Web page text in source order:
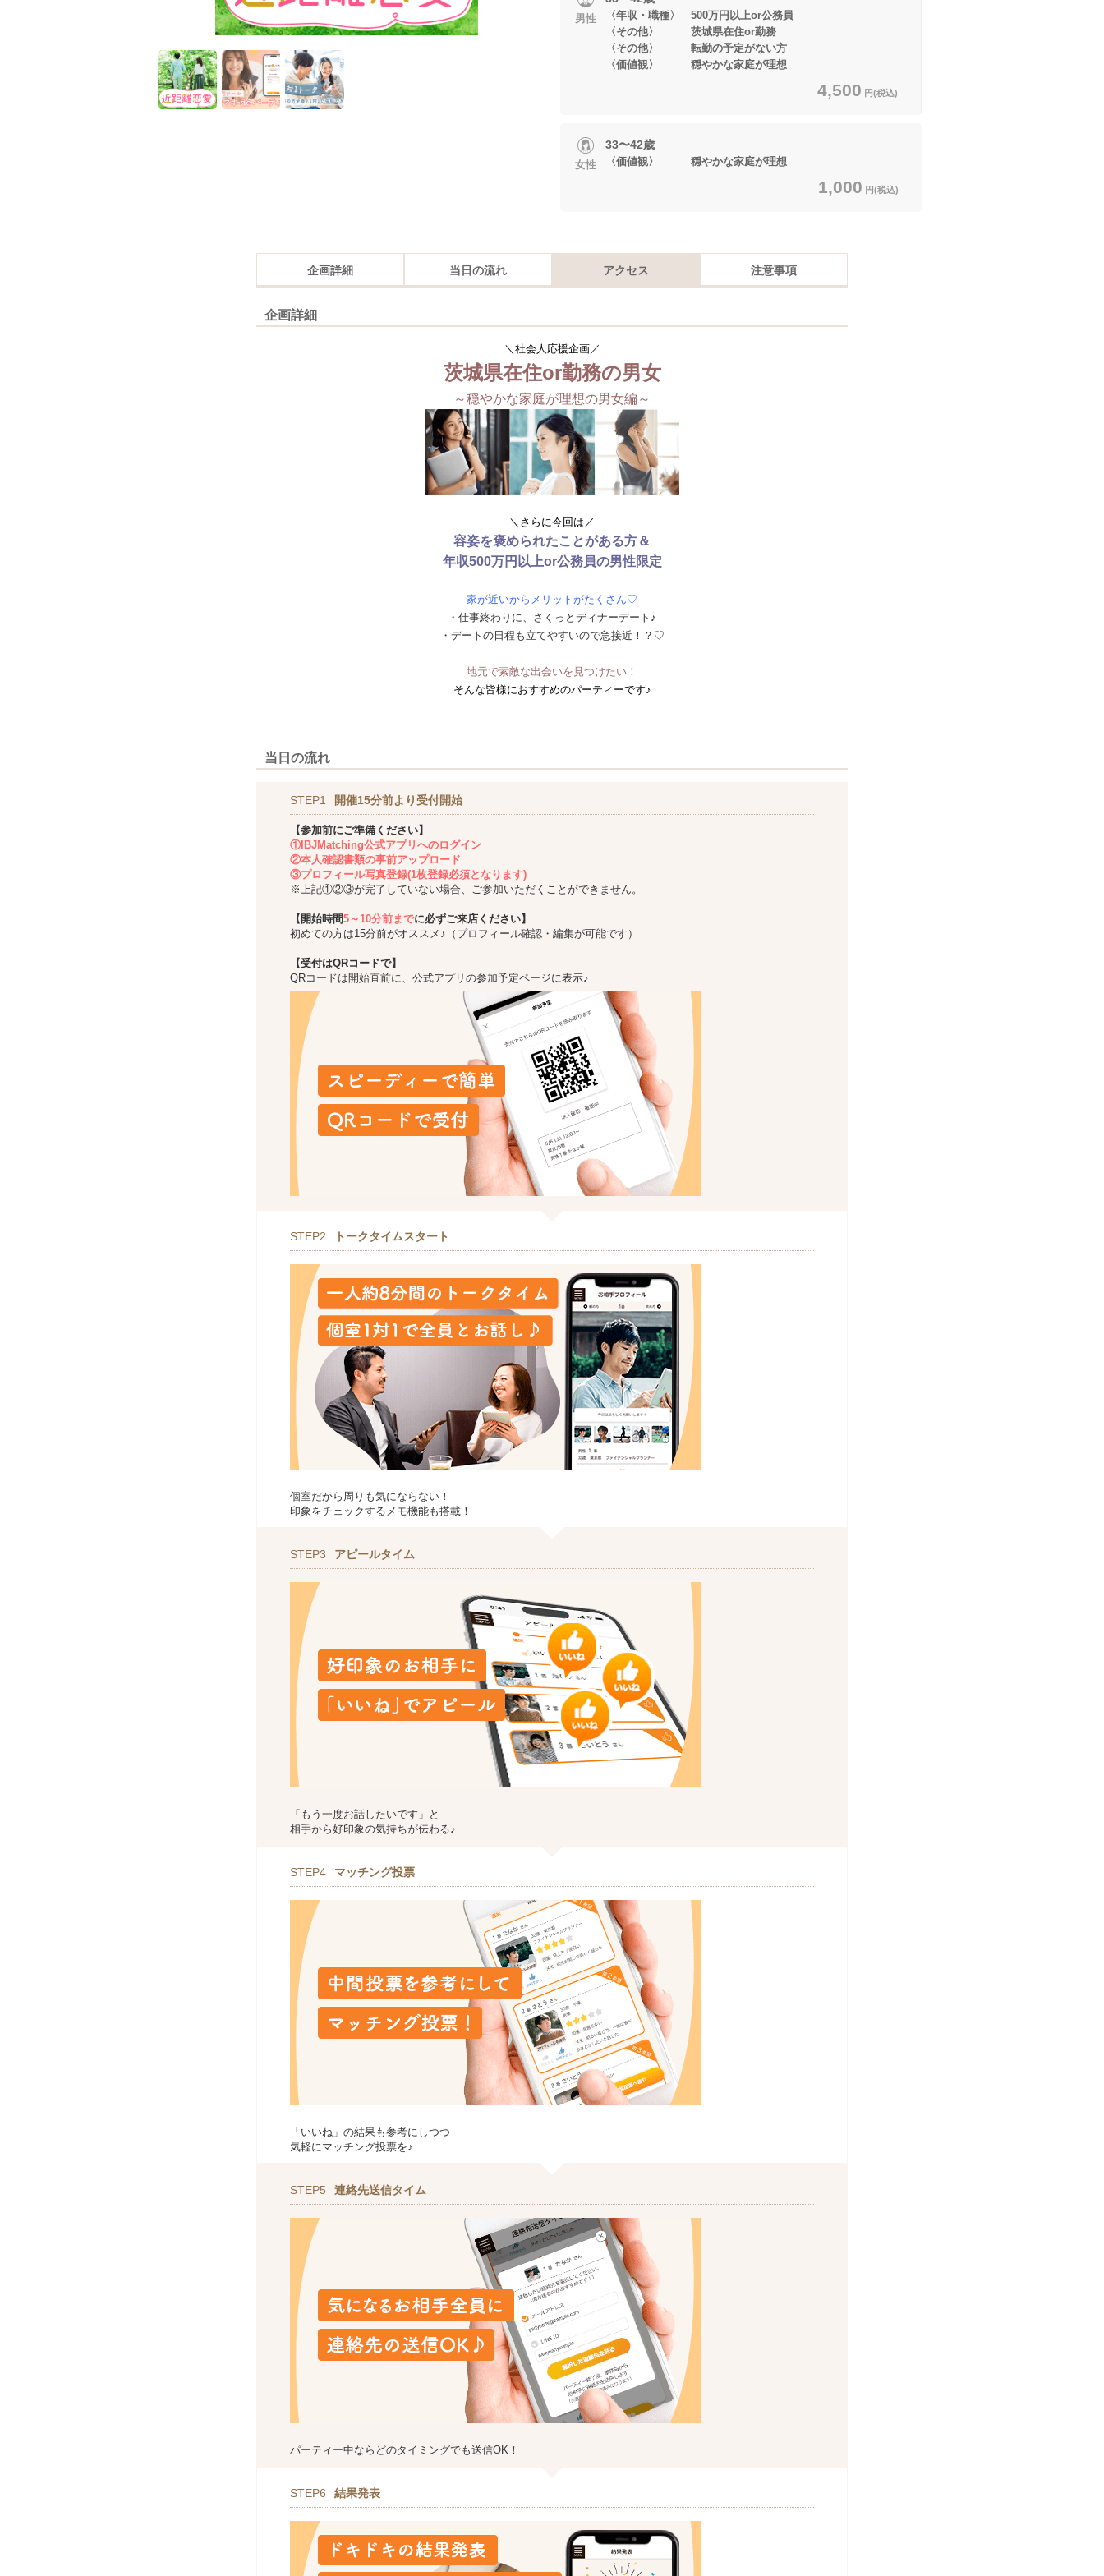
男性
〈年収・職種〉 500万円以上or公務員
〈その他〉 茨城県在住or勤務
〈その他〉 転勤の予定がない方
〈価値観〉 穏やかな家庭が理想
4,500 円(税込)
女性
33〜42歳
〈価値観〉 穏やかな家庭が理想
1,000 円(税込)
企画詳細 当日の流れ アクセス 注意事項
企画詳細
＼社会人応援企画／
茨城県在住or勤務の男女
～穏やかな家庭が理想の男女編～
＼さらに今回は／
容姿を褒められたことがある方＆
年収500万円以上or公務員の男性限定
家が近いからメリットがたくさん♡
・仕事終わりに、さくっとディナーデート♪
・デートの日程も立てやすいので急接近！？♡
地元で素敵な出会いを見つけたい！
そんな皆様におすすめのパーティーです♪
当日の流れ
STEP1 開催15分前より受付開始
【参加前にご準備ください】
①IBJMatching公式アプリへのログイン
②本人確認書類の事前アップロード
③プロフィール写真登録(1枚登録必須となります)
※上記①②③が完了していない場合、ご参加いただくことができません。
【開始時間5～10分前までに必ずご来店ください】
初めての方は15分前がオススメ♪（プロフィール確認・編集が可能です）
【受付はQRコードで】
QRコードは開始直前に、公式アプリの参加予定ページに表示♪
STEP2 トークタイムスタート
個室だから周りも気にならない！
印象をチェックするメモ機能も搭載！
STEP3 アピールタイム
「もう一度お話したいです」と
相手から好印象の気持ちが伝わる♪
STEP4 マッチング投票
「いいね」の結果も参考にしつつ
気軽にマッチング投票を♪
STEP5 連絡先送信タイム
パーティー中ならどのタイミングでも送信OK！
STEP6 結果発表